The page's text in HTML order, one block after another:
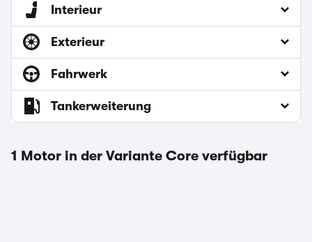
Interieur
Exterieur
Fahrwerk
Tankerweiterung
1 Motor in der Variante Core verfügbar